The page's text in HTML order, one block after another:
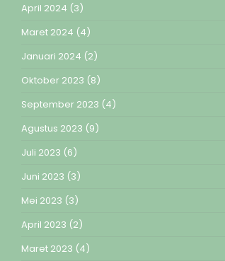
April 2024 (3)
Maret 2024 (4)
Januari 2024 (2)
Oktober 2023 (8)
September 2023 (4)
Agustus 2023 (9)
Juli 2023 (6)
Juni 2023 (3)
Mei 2023 (3)
April 2023 (2)
Maret 2023 (4)